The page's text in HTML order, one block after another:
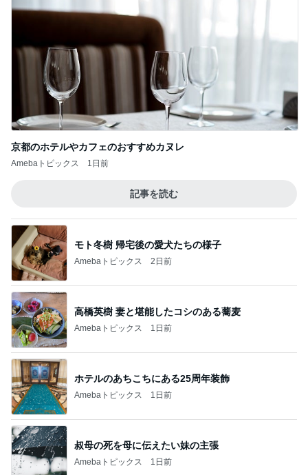
京都のホテルやカフェのおすすめカヌレ
Amebaトピックス 1日前
記事を読む
モト冬樹 帰宅後の愛犬たちの様子
Amebaトピックス 2日前
高橋英樹 妻と堪能したコシのある蕎麦
Amebaトピックス 1日前
ホテルのあちこちにある25周年装飾
Amebaトピックス 1日前
叔母の死を母に伝えたい妹の主張
Amebaトピックス 1日前